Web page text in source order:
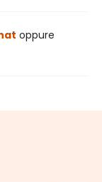
oppure